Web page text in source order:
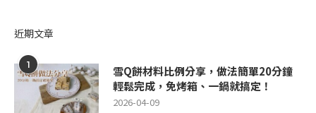
近期文章
1
雪Q餅材料比例分享，做法簡單20分鐘
輕鬆完成，免烤箱、一鍋就搞定！
2026-04-09